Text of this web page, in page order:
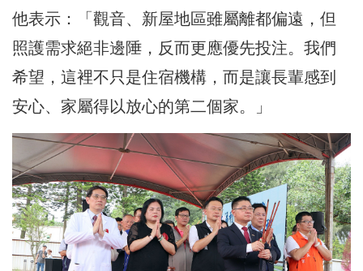
他表示：「觀音、新屋地區雖屬離都偏遠，但
照護需求絕非邊陲，反而更應優先投注。我們
希望，這裡不只是住宿機構，而是讓長輩感到
安心、家屬得以放心的第二個家。」